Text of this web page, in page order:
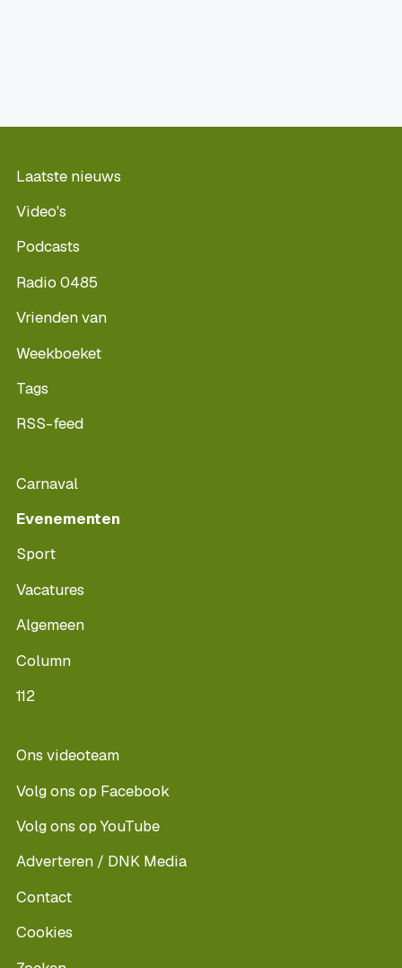
Laatste nieuws
Video's
Podcasts
Radio 0485
Vrienden van
Weekboeket
Tags
RSS-feed
Carnaval
Evenementen
Sport
Vacatures
Algemeen
Column
112
Ons videoteam
Volg ons op Facebook
Volg ons op YouTube
Adverteren / DNK Media
Contact
Cookies